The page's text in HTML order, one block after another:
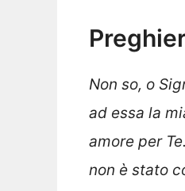
Non so, o
ad essa la
amore per
non è stato